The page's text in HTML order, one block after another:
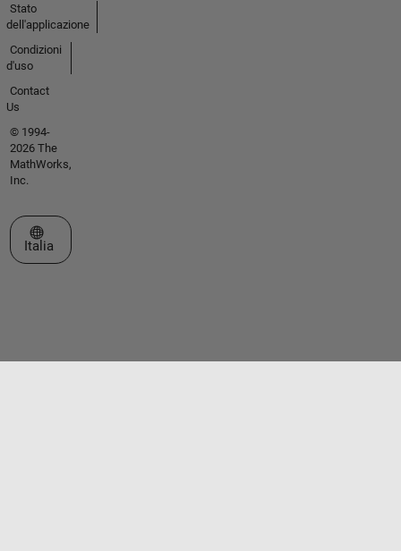
Stato
dell'applicazione
Condizioni
d'uso
Contact
Us
© 1994-
2026 The
MathWorks,
Inc.
Seleziona un sito web
Italia